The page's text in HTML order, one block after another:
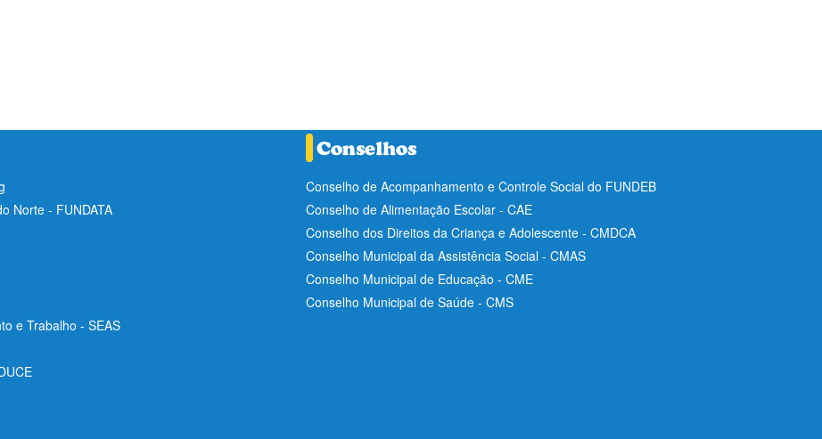
Norte - FUNDATA
e Trabalho - SEAS
Conselho de Acompanhamento e Controle Social do FUNDEB
Conselho de Alimentação Escolar - CAE
Conselho dos Direitos da Criança e Adolescente - CMDCA
Conselho Municipal da Assistência Social - CMAS
Conselho Municipal de Educação - CME
Conselho Municipal de Saúde - CMS